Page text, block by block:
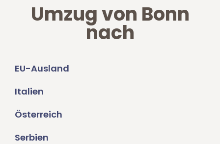
Umzug von Bonn
nach
EU-Ausland
Italien
Österreich
Serbien